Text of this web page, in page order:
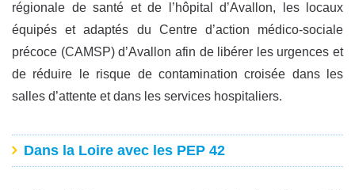
régionale de santé et de l’hôpital d’Avallon, les locaux
équipés et adaptés du Centre d’action médico-sociale
précoce (CAMSP) d’Avallon afin de libérer les urgences et
de réduire le risque de contamination croisée dans les
salles d’attente et dans les services hospitaliers.
Dans la Loire avec les PEP 42